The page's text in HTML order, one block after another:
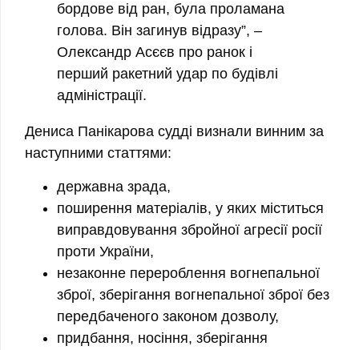
бордове від ран, була проламана
голова. Він загинув відразу”, –
Олександр Асєєв про ранок і
перший ракетний удар по будівлі
адміністрації.
Дениса Панікарова судді визнали винним за
наступними статтями:
державна зрада,
поширення матеріалів, у яких міститься
виправдовування збройної агресії росії
проти України,
незаконне перероблення вогнепальної
зброї, зберігання вогнепальної зброї без
передбаченого законом дозволу,
придбання, носіння, зберігання